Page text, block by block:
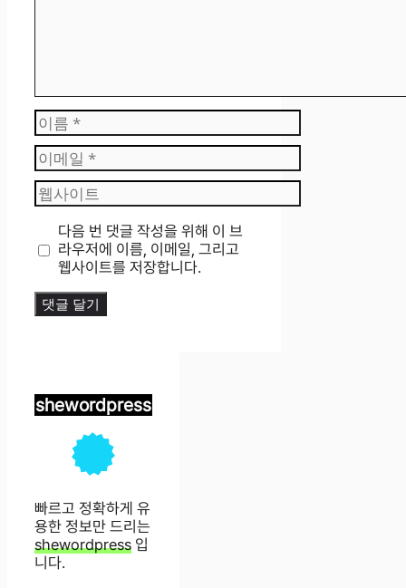
이
름
이
메
일
웹
사
트
다음 번 댓글 작성을 위해 이 브
라우저에 이름, 이메일, 그리고
웹사이트를 저장합니다.
shewordpress
빠르고 정확하게 유
용한 정보만 드리는
shewordpress 입
니다.